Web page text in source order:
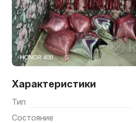
Характеристики
Тип
Состояние